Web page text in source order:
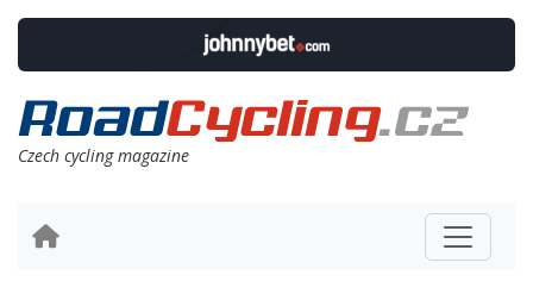
Czech cycling magazine